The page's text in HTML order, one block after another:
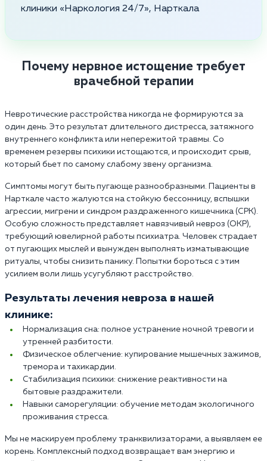
клиники «Наркология 24/7», Нарткала
Почему нервное истощение требует
врачебной терапии
Невротические расстройства никогда не формируются за
один день. Это результат длительного дистресса, затяжного
внутреннего конфликта или непережитой травмы. Со
временем резервы психики истощаются, и происходит срыв,
который бьет по самому слабому звену организма.
Симптомы могут быть пугающе разнообразными. Пациенты в
Нарткале часто жалуются на стойкую бессонницу, вспышки
агрессии, мигрени и синдром раздраженного кишечника (СРК).
Особую сложность представляет навязчивый невроз (ОКР),
требующий ювелирной работы психиатра. Человек страдает
от пугающих мыслей и вынужден выполнять изматывающие
ритуалы, чтобы снизить панику. Попытки бороться с этим
усилием воли лишь усугубляют расстройство.
Результаты лечения невроза в нашей
клинике:
Нормализация сна: полное устранение ночной тревоги и
утренней разбитости.
Физическое облегчение: купирование мышечных зажимов,
тремора и тахикардии.
Стабилизация психики: снижение реактивности на
бытовые раздражители.
Навыки саморегуляции: обучение методам экологичного
проживания стресса.
Мы не маскируем проблему транквилизаторами, а выявляем ее
корень. Комплексный подход возвращает вам энергию и